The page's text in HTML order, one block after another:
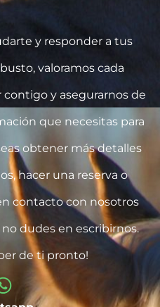
y responder a tus
valoramos cada
y asegurarnos de
que necesitas para
obtener más detalles
hacer una reserva o
contacto con nosotros
dudes en escribirnos.
de ti pronto!